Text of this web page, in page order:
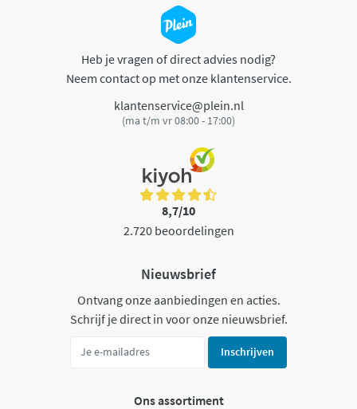
Heb je vragen of direct advies nodig?
Neem contact op met onze klantenservice.
klantenservice@plein.nl
(ma t/m vr 08:00 - 17:00)
8,7/10
2.720 beoordelingen
Nieuwsbrief
Ontvang onze aanbiedingen en acties.
Schrijf je direct in voor onze nieuwsbrief.
Inschrijven
Ons assortiment